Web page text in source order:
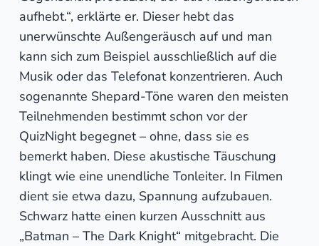
aufhebt.“, erklärte er. Dieser hebt das
unerwünschte Außengeräusch auf und man
kann sich zum Beispiel ausschließlich auf die
Musik oder das Telefonat konzentrieren. Auch
sogenannte Shepard-Töne waren den meisten
Teilnehmenden bestimmt schon vor der
QuizNight begegnet – ohne, dass sie es
bemerkt haben. Diese akustische Täuschung
klingt wie eine unendliche Tonleiter. In Filmen
dient sie etwa dazu, Spannung aufzubauen.
Schwarz hatte einen kurzen Ausschnitt aus
„Batman – The Dark Knight“ mitgebracht. Die